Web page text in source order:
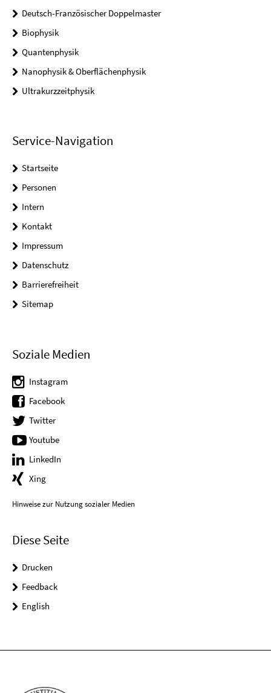
Deutsch-Französischer Doppelmaster
Biophysik
Quantenphysik
Nanophysik & Oberflächenphysik
Ultrakurzzeitphysik
Service-Navigation
Startseite
Personen
Intern
Kontakt
Impressum
Datenschutz
Barrierefreiheit
Sitemap
Soziale Medien
Instagram
Facebook
Twitter
Youtube
LinkedIn
Xing
Hinweise zur Nutzung sozialer Medien
Diese Seite
Drucken
Feedback
English